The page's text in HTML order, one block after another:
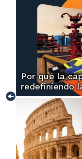
Por qué la
redefiniendo